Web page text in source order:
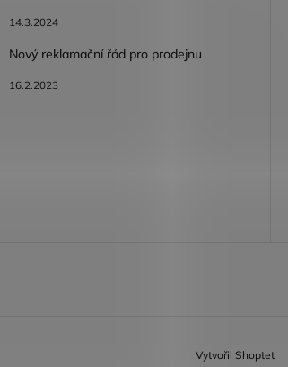
14.3.2024
Nový reklamační řád pro prodejnu
16.2.2023
Vytvořil Shoptet